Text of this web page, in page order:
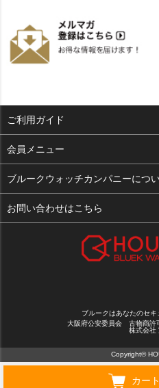
カー
ご利用ガイド
よくある質問
支払い・送料
お客様の声
会員メニュー
ログイン
お気に入り
ブルークウォッチカンパニーにつ
会社概要
お問い合わせはこちら
ブルークはあなたのセ
大阪府公安委員会 古物商
株式会社
Copyright©